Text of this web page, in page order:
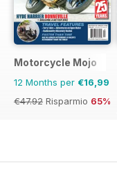
Motorcycle Mojo
12 Months per €16,99
€47.92 Risparmio 65%